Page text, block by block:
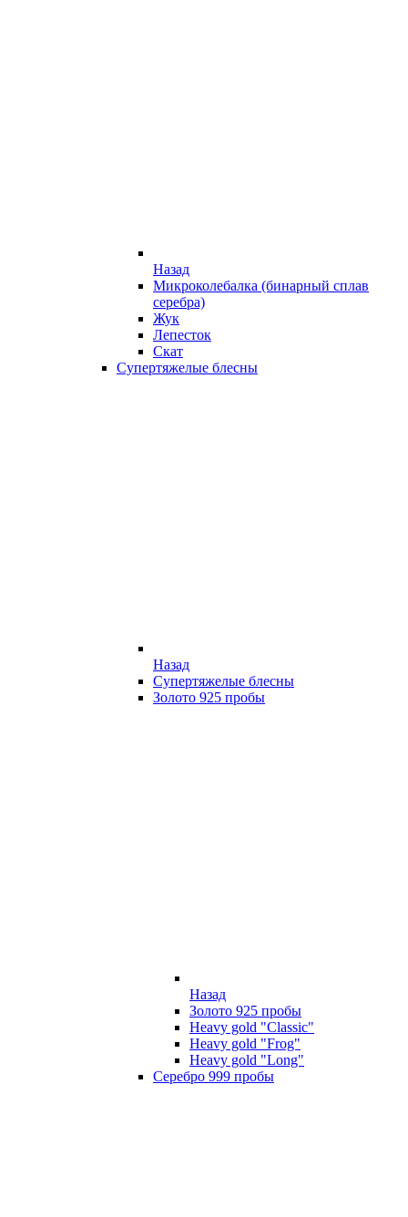
Назад
Микроколебалка (бинарный сплав
серебра)
Жук
Лепесток
Скат
Супертяжелые блесны
Назад
Супертяжелые блесны
Золото 925 пробы
Назад
Золото 925 пробы
Heavy gold "Classic"
Heavy gold "Frog"
Heavy gold "Long"
Серебро 999 пробы